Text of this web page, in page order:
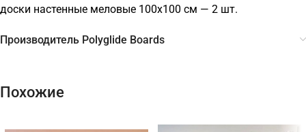
доски настенные меловые 100х100 см — 2 шт.
Производитель Polyglide Boards
Похожие